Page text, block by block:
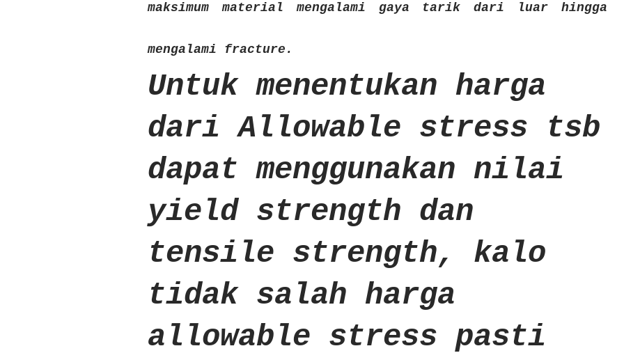
maksimum material mengalami gaya tarik dari luar hingga
mengalami fracture.
Untuk menentukan harga
dari Allowable stress tsb
dapat menggunakan nilai
yield strength dan
tensile strength, kalo
tidak salah harga
allowable stress pasti